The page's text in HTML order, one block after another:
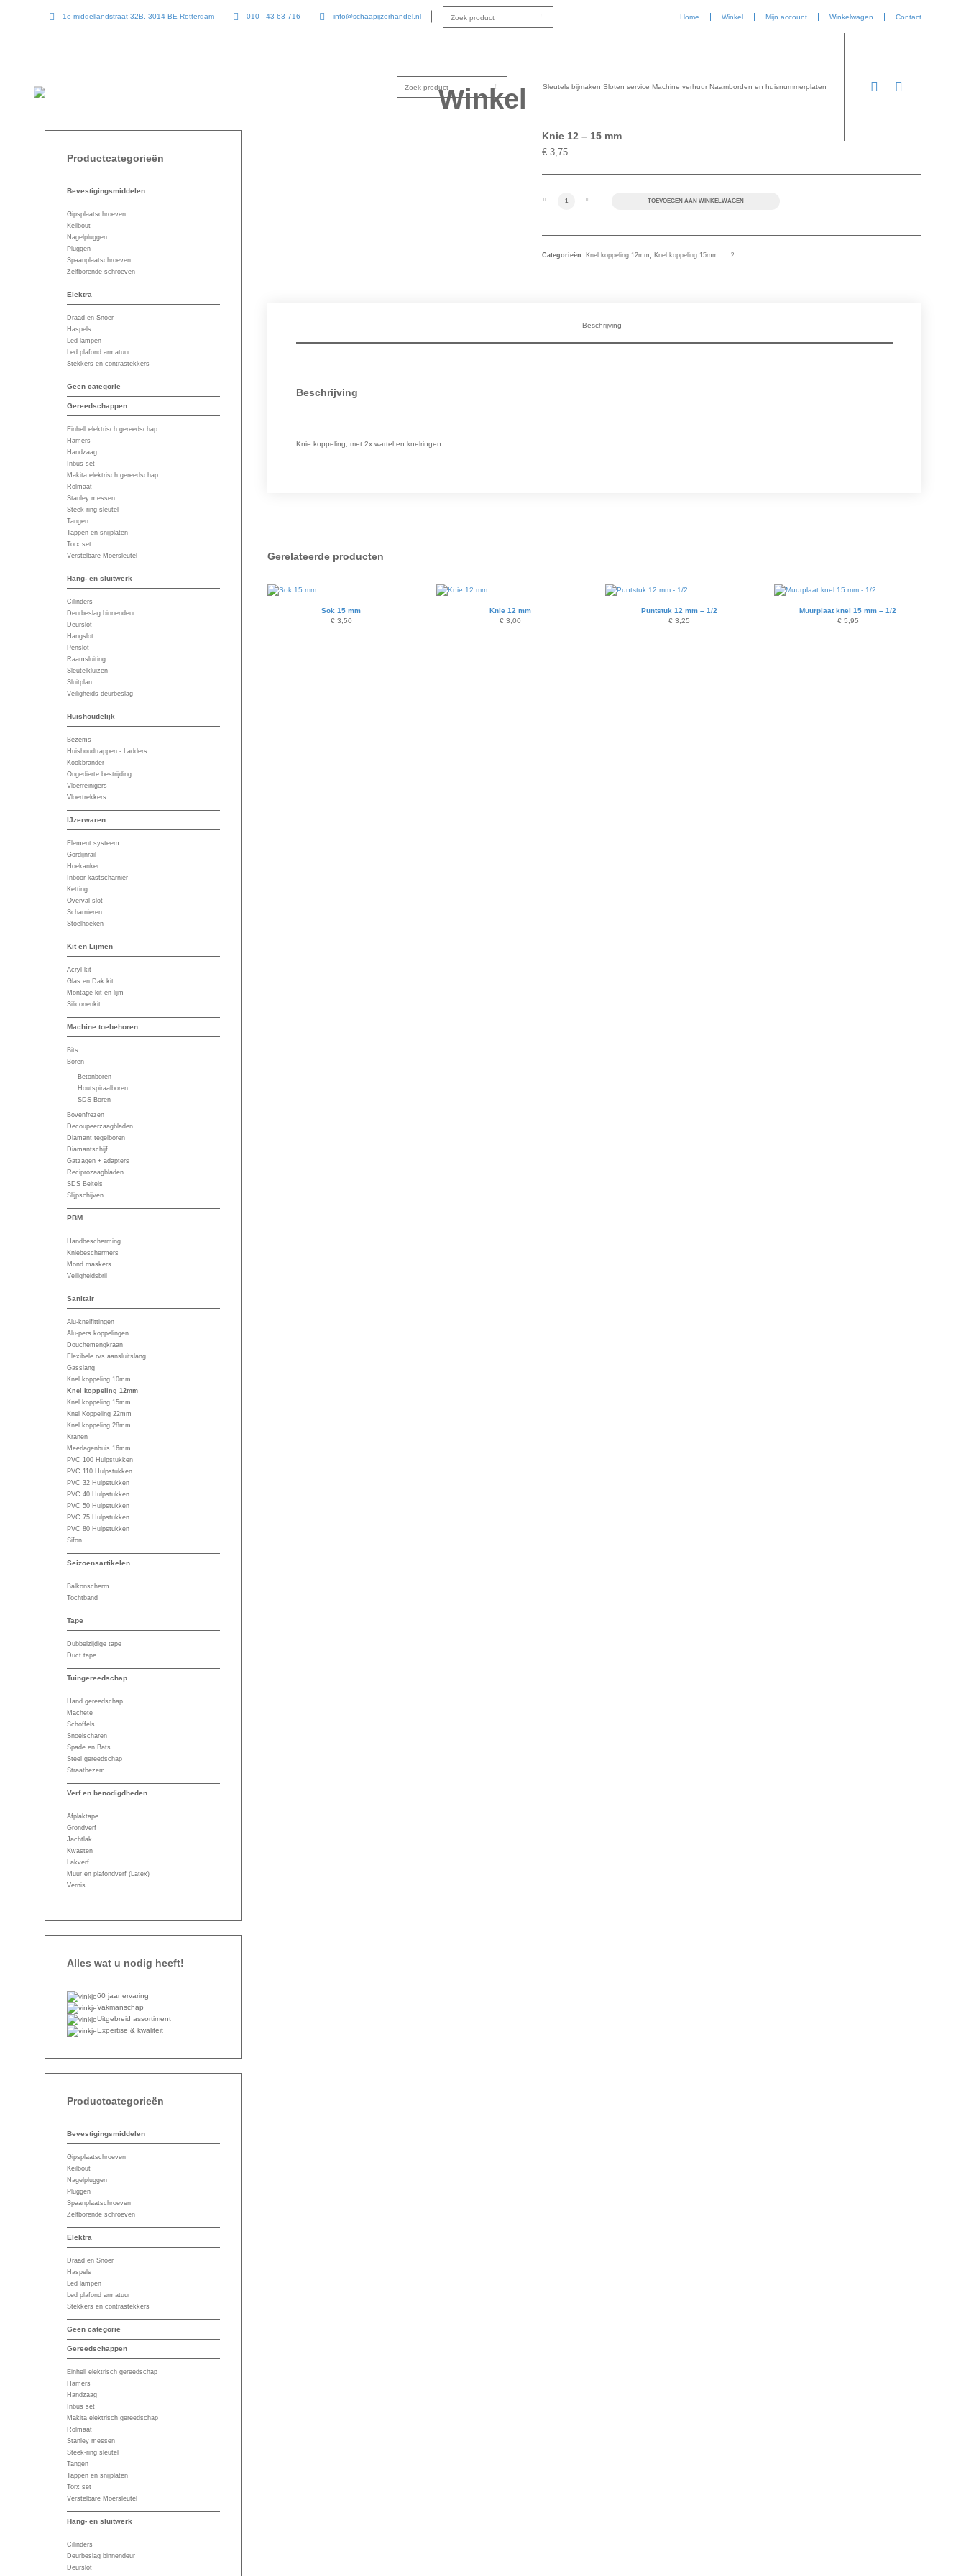
1e middellandstraat 32B, 3014 BE Rotterdam 010 - 43 63 716 info@schaapijzerhandel.nl Home Winkel Mijn account Winkelwagen Contact
Sleutels bijmaken Sloten service Machine verhuur Naamborden en huisnummerplaten
Winkel
Knie 12 – 15 mm
€ 3,75
Knie 12 - 15 mm aantal TOEVOEGEN AAN WINKELWAGEN
Categorieën: Knel koppeling 12mm, Knel koppeling 15mm
Beschrijving
Beschrijving
Knie koppeling, met 2x wartel en knelringen
Gerelateerde producten
Sok 15 mm
€3,50
Knie 12 mm
€3,00
Puntstuk 12 mm – 1/2
€3,25
Muurplaat knel 15 mm – 1/2
€5,95
Productcategorieën
Bevestigingsmiddelen
Gipsplaatschroeven
Keilbout
Nagelpluggen
Pluggen
Spaanplaatschroeven
Zelfborende schroeven
Elektra
Draad en Snoer
Haspels
Led lampen
Led plafond armatuur
Stekkers en contrastekkers
Geen categorie
Gereedschappen
Einhell elektrisch gereedschap
Hamers
Handzaag
Inbus set
Makita elektrisch gereedschap
Rolmaat
Stanley messen
Steek-ring sleutel
Tangen
Tappen en snijplaten
Torx set
Verstelbare Moersleutel
Hang- en sluitwerk
Cilinders
Deurbeslag binnendeur
Deurslot
Hangslot
Penslot
Raamsluiting
Sleutelkluizen
Sluitplan
Veiligheids-deurbeslag
Huishoudelijk
Bezems
Huishoudtrappen - Ladders
Kookbrander
Ongedierte bestrijding
Vloerreinigers
Vloertrekkers
IJzerwaren
Element systeem
Gordijnrail
Hoekanker
Inboor kastscharnier
Ketting
Overval slot
Scharnieren
Stoelhoeken
Kit en Lijmen
Acryl kit
Glas en Dak kit
Montage kit en lijm
Siliconenkit
Machine toebehoren
Bits
Boren
Betonboren
Houtspiraalboren
SDS-Boren
Bovenfrezen
Decoupeerzaagbladen
Diamant tegelboren
Diamantschijf
Gatzagen + adapters
Reciprozaagbladen
SDS Beitels
Slijpschijven
PBM
Handbescherming
Kniebeschermers
Mond maskers
Veiligheidsbril
Sanitair
Alu-knelfittingen
Alu-pers koppelingen
Douchemengkraan
Flexibele rvs aansluitslang
Gasslang
Knel koppeling 10mm
Knel koppeling 12mm
Knel koppeling 15mm
Knel Koppeling 22mm
Knel koppeling 28mm
Kranen
Meerlagenbuis 16mm
PVC 100 Hulpstukken
PVC 110 Hulpstukken
PVC 32 Hulpstukken
PVC 40 Hulpstukken
PVC 50 Hulpstukken
PVC 75 Hulpstukken
PVC 80 Hulpstukken
Sifon
Seizoensartikelen
Balkonscherm
Tochtband
Tape
Dubbelzijdige tape
Duct tape
Tuingereedschap
Hand gereedschap
Machete
Schoffels
Snoeischaren
Spade en Bats
Steel gereedschap
Straatbezem
Verf en benodigdheden
Afplaktape
Grondverf
Jachtlak
Kwasten
Lakverf
Muur en plafondverf (Latex)
Vernis
Alles wat u nodig heeft!
60 jaar ervaring
Vakmanschap
Uitgebreid assortiment
Expertise & kwaliteit
Productcategorieën
Bevestigingsmiddelen
Gipsplaatschroeven
Keilbout
Nagelpluggen
Pluggen
Spaanplaatschroeven
Zelfborende schroeven
Elektra
Draad en Snoer
Haspels
Led lampen
Led plafond armatuur
Stekkers en contrastekkers
Geen categorie
Gereedschappen
Einhell elektrisch gereedschap
Hamers
Handzaag
Inbus set
Makita elektrisch gereedschap
Rolmaat
Stanley messen
Steek-ring sleutel
Tangen
Tappen en snijplaten
Torx set
Verstelbare Moersleutel
Hang- en sluitwerk
Cilinders
Deurbeslag binnendeur
Deurslot